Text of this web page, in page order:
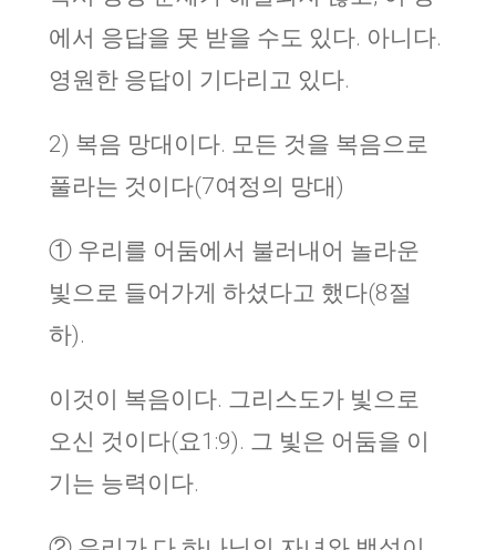
에서 응답을 못 받을 수도 있다. 아니다.
영원한 응답이 기다리고 있다.
2) 복음 망대이다. 모든 것을 복음으로
풀라는 것이다(7여정의 망대)
① 우리를 어둠에서 불러내어 놀라운
빛으로 들어가게 하셨다고 했다(8절
하).
이것이 복음이다. 그리스도가 빛으로
오신 것이다(요1:9). 그 빛은 어둠을 이
기는 능력이다.